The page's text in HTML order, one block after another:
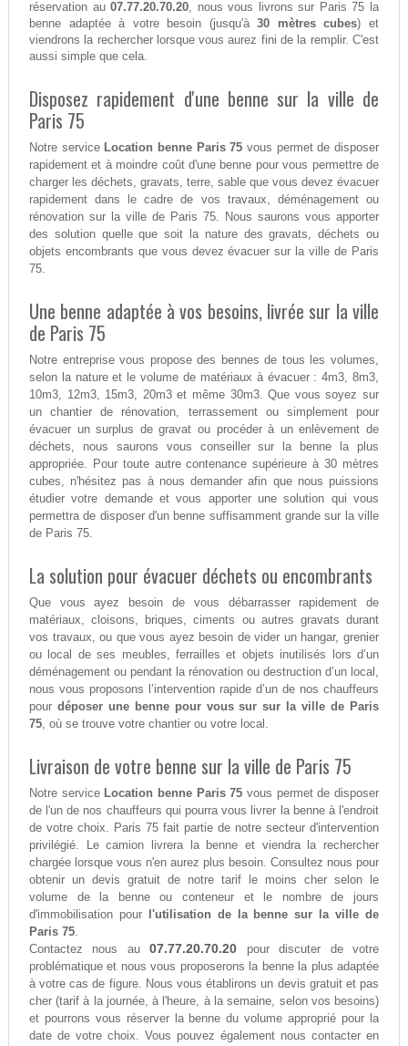
réservation au07.77.20.70.20, nous vous livrons sur Paris 75 la
benne adaptée à votre besoin (jusqu'à30 mètres cubes) et
viendrons la rechercher lorsque vous aurez fini de la remplir. C'est
aussi simple que cela.
Disposez rapidement d'une benne sur la ville de
Paris 75
Notre service Location benne Paris 75 vous permet de disposer
rapidement et à moindre coût d'une benne pour vous permettre de
charger les déchets, gravats, terre, sable que vous devez évacuer
rapidement dans le cadre de vos travaux, déménagement ou
rénovation sur la ville de Paris 75. Nous saurons vous apporter
des solution quelle que soit la nature des gravats, déchets ou
objets encombrants que vous devez évacuer sur la ville de Paris
75.
Une benne adaptée à vos besoins, livrée sur la ville
de Paris 75
Notre entreprise vous propose des bennes de tous les volumes,
selon la nature et le volume de matériaux à évacuer : 4m3, 8m3,
10m3, 12m3, 15m3, 20m3 et même 30m3. Que vous soyez sur
un chantier de rénovation, terrassement ou simplement pour
évacuer un surplus de gravat ou procéder à un enlèvement de
déchets, nous saurons vous conseiller sur la benne la plus
appropriée. Pour toute autre contenance supérieure à 30 mètres
cubes, n'hésitez pas à nous demander afin que nous puissions
étudier votre demande et vous apporter une solution qui vous
permettra de disposer d'un benne suffisamment grande sur la ville
de Paris 75.
La solution pour évacuer déchets ou encombrants
Que vous ayez besoin de vous débarrasser rapidement de
matériaux, cloisons, briques, ciments ou autres gravats durant
vos travaux, ou que vous ayez besoin de vider un hangar, grenier
ou local de ses meubles, ferrailles et objets inutilisés lors d’un
déménagement ou pendant la rénovation ou destruction d’un local,
nous vous proposons l’intervention rapide d’un de nos chauffeurs
pour déposer une benne pour vous sur sur la ville de Paris
75, où se trouve votre chantier ou votre local.
Livraison de votre benne sur la ville de Paris 75
Notre service Location benne Paris 75 vous permet de disposer
de l'un de nos chauffeurs qui pourra vous livrer la benne à l'endroit
de votre choix. Paris 75 fait partie de notre secteur d'intervention
privilégié. Le camion livrera la benne et viendra la rechercher
chargée lorsque vous n'en aurez plus besoin. Consultez nous pour
obtenir un devis gratuit de notre tarif le moins cher selon le
volume de la benne ou conteneur et le nombre de jours
d'immobilisation pour
l'utilisation de la benne sur la ville de
Paris 75.
Contactez nous au07.77.20.70.20 pour discuter de votre
problématique et nous vous proposerons la benne la plus adaptée
à votre cas de figure. Nous vous établirons un devis gratuit et pas
cher (tarif à la journée, à l'heure, à la semaine, selon vos besoins)
et pourrons vous réserver la benne du volume approprié pour la
date de votre choix. Vous pouvez également nous contacter en